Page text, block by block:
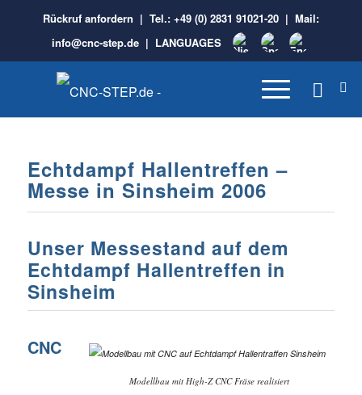
Rückruf anfordern | Tel.: +49 (0) 2831 91021-20| Mail:
info@cnc-step.de | LANGUAGES
Echtdampf Hallentreffen –
Messe in Sinsheim 2006
Unser Messestand auf dem
Echtdampf Hallentreffen in
Sinsheim
Modellbau mit High-Z CNC Fräse realisiert
CNC